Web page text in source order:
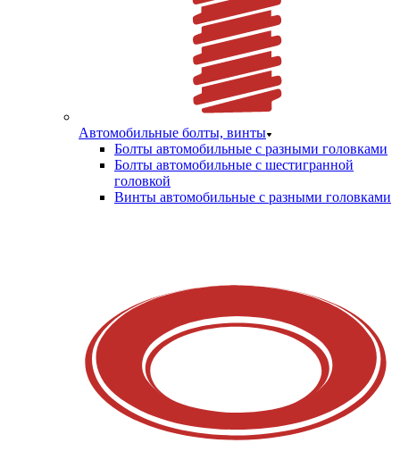
Автомобильные болты, винты
Болты автомобильные с разными головками
Болты автомобильные с шестигранной
головкой
Винты автомобильные с разными головками